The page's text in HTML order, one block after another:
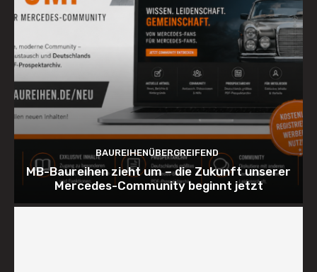
BAUREIHENÜBERGREIFEND
MB-Baureihen zieht um – die Zukunft unserer
Mercedes-Community beginnt jetzt